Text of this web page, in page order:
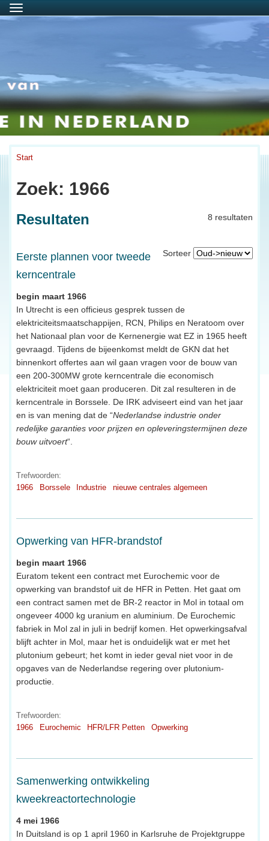
Menu
Start
Zoek: 1966
8 resultaten
Resultaten
Sorteer
Eerste plannen voor tweede
kerncentrale
begin maart 1966
In Utrecht is een officieus gesprek tussen de
elektriciteitsmaatschappijen, RCN, Philips en Neratoom over
het Nationaal plan voor de Kernenergie wat EZ in 1965 heeft
gevraagd. Tijdens de bijeenkomst meldt de GKN dat het
binnenkort offertes aan wil gaan vragen voor de bouw van
een 200-300MW grote kerncentrale die economisch
elektriciteit moet gaan produceren. Dit zal resulteren in de
kerncentrale in Borssele. De IRK adviseert eind van het jaar
en is van mening dat de “Nederlandse industrie onder
redelijke garanties voor prijzen en opleveringstermijnen deze
bouw uitvoert“.
Trefwoorden:
1966
Borssele Industrie nieuwe centrales algemeen
Opwerking van HFR-brandstof
begin maart 1966
Euratom tekent een contract met Eurochemic voor de
opwerking van brandstof uit de HFR in Petten. Het gaat om
een contract samen met de BR-2 reactor in Mol in totaal om
ongeveer 4000 kg uranium en aluminium. De Eurochemic
fabriek in Mol zal in juli in bedrijf komen. Het opwerkingsafval
blijft achter in Mol, maar het is onduidelijk wat er met het
plutonium gebeurt; het komt in ieder geval niet voor in de
opgaves van de Nederlandse regering over plutonium-
productie.
Trefwoorden:
1966
Eurochemic HFR/LFR Petten Opwerking
Samenwerking ontwikkeling
kweekreactortechnologie
4 mei 1966
In Duitsland is op 1 april 1960 in Karlsruhe de Projektgruppe